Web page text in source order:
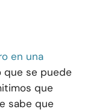
en una
que se puede
que
sabe que